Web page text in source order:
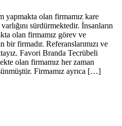
yapmakta olan firmamız kare
sürdürmektedir. İnsanların
olan firmamız görev ve
firmadır. Referanslarımızı ve
Favori Branda Tecrübeli
olan firmamız her zaman
Firmamız ayrıca […]